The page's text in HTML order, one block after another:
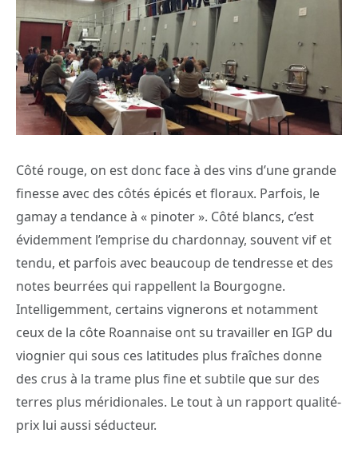
Côté rouge, on est donc face à des vins d’une grande
finesse avec des côtés épicés et floraux. Parfois, le
gamay a tendance à « pinoter ». Côté blancs, c’est
évidemment l’emprise du chardonnay, souvent vif et
tendu, et parfois avec beaucoup de tendresse et des
notes beurrées qui rappellent la Bourgogne.
Intelligemment, certains vignerons et notamment
ceux de la côte Roannaise ont su travailler en IGP du
viognier qui sous ces latitudes plus fraîches donne
des crus à la trame plus fine et subtile que sur des
terres plus méridionales. Le tout à un rapport qualité-
prix lui aussi séducteur.